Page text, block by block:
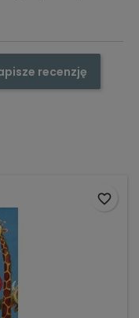
recenzję
favorite_border